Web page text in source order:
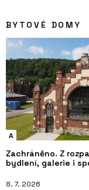
-
Ytong
BYTOVÉ DOMY
A
Zachráněno. Z
bydlení, galerie i
8. 7. 2026